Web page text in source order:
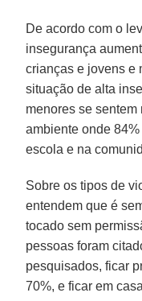
De acordo com o
insegurança
crianças e jovens e
situação de alta
menores se
ambiente onde
escola e na
Sobre os tipos de
entendem que é
tocado sem
pessoas foram
pesquisados, ficar
70%, e ficar em